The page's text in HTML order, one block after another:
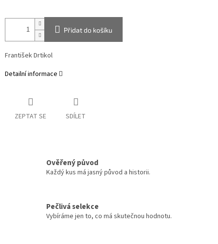
Přidat do košíku
František Drtikol
Detailní informace
ZEPTAT SE SDÍLET
Ověřený původ
Každý kus má jasný původ a historii.
Pečlivá selekce
Vybíráme jen to, co má skutečnou hodnotu.